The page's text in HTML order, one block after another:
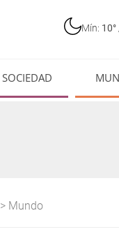
Mín: 10°
SOCIEDAD
> Mundo